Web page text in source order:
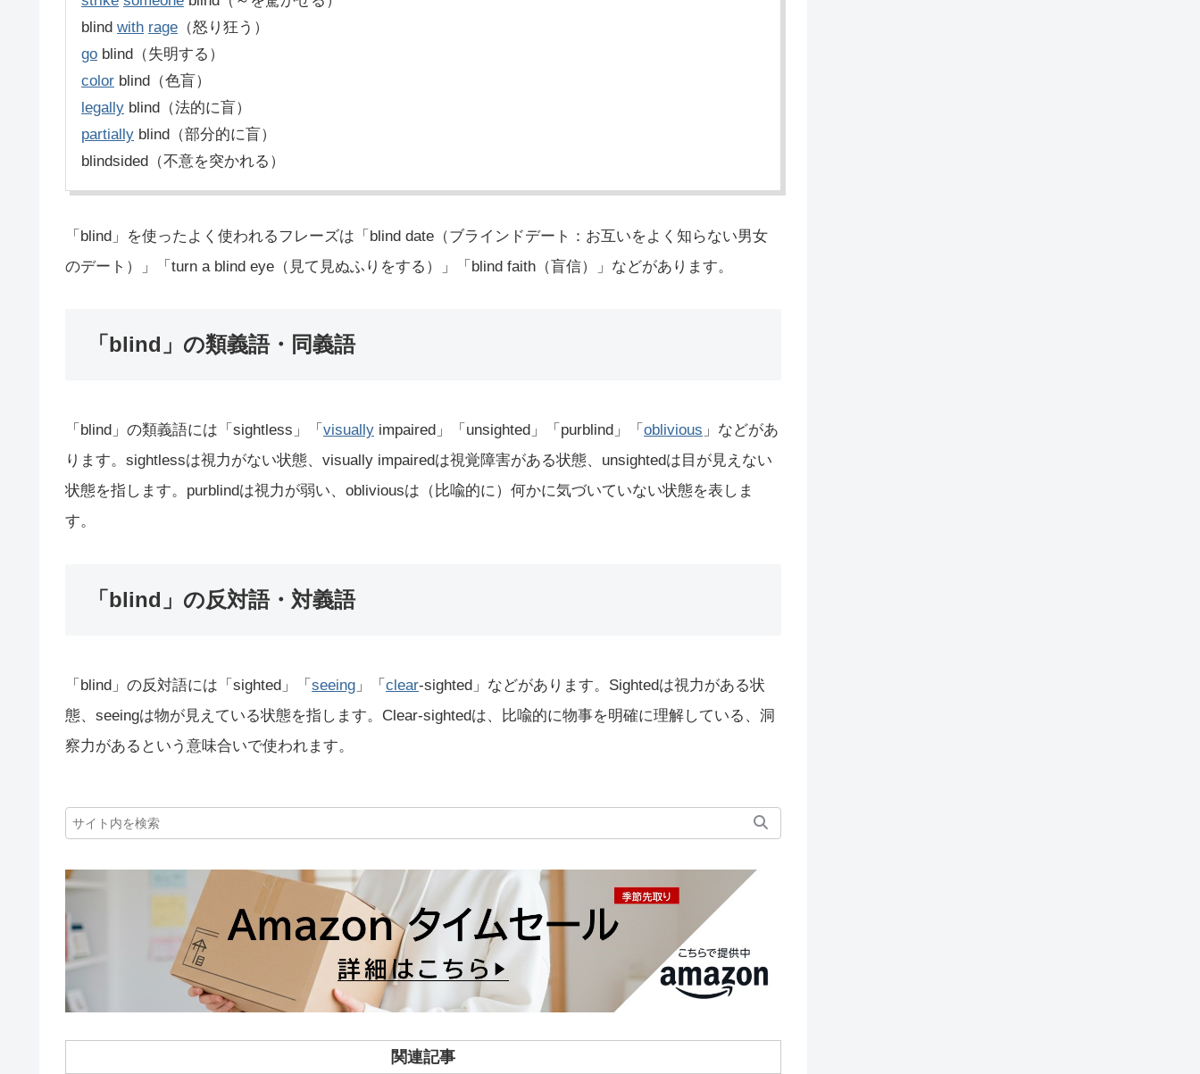
blind with rage （怒り狂う）
go blind（失明する）
color blind（色盲）
legally blind（法的に盲）
partially blind（部分的に盲）
blindsided（不意を突かれる）
「blind」を使ったよく使われるフレーズは「blind date（ブラインドデート：お互いをよく知らない男女
のデート）」「turn a blind eye（見て見ぬふりをする）」「blind faith（盲信）」などがあります。
「blind」の類義語・同義語
「blind」の類義語には「sightless」「 visually impaired」「unsighted」「purblind」「 oblivious 」などがあ
ります。sightlessは視力がない状態、visually impairedは視覚障害がある状態、unsightedは目が見えない
状態を指します。purblindは視力が弱い、obliviousは（比喩的に）何かに気づいていない状態を表しま
す。
「blind」の反対語・対義語
「blind」の反対語には「sighted」「 seeing 」「 clear-sighted」などがあります。Sightedは視力がある状
態、seeingは物が見えている状態を指します。Clear-sightedは、比喩的に物事を明確に理解している、洞
察力があるという意味合いで使われます。
関連記事